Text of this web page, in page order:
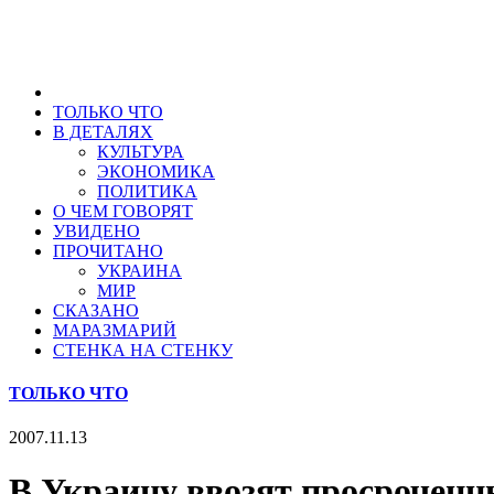
ТОЛЬКО ЧТО
В ДЕТАЛЯХ
КУЛЬТУРА
ЭКОНОМИКА
ПОЛИТИКА
О ЧЕМ ГОВОРЯТ
УВИДЕНО
ПРОЧИТАНО
УКРАИНА
МИР
СКАЗАНО
МАРАЗМАРИЙ
СТЕНКА НА СТЕНКУ
ТОЛЬКО ЧТО
2007.11.13